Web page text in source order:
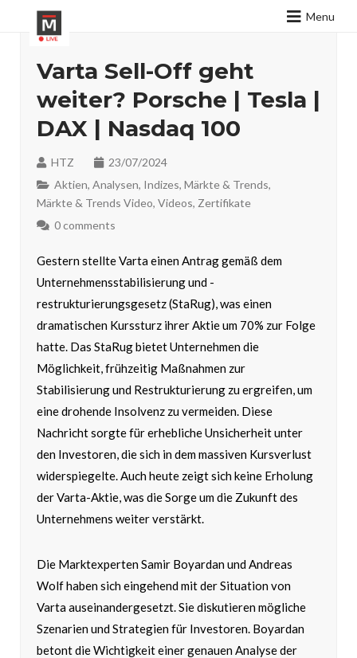
Menu
Varta Sell-Off geht
weiter? Porsche | Tesla |
DAX | Nasdaq 100
HTZ
23/07/2024
Aktien, Analysen, Indizes, Märkte & Trends,
Märkte & Trends Video, Videos, Zertifikate
0 comments
Gestern stellte Varta einen Antrag gemäß dem
Unternehmensstabilisierung und -
restrukturierungsgesetz (StaRug), was einen
dramatischen Kurssturz ihrer Aktie um 70% zur Folge
hatte. Das StaRug bietet Unternehmen die
Möglichkeit, frühzeitig Maßnahmen zur
Stabilisierung und Restrukturierung zu ergreifen, um
eine drohende Insolvenz zu vermeiden. Diese
Nachricht sorgte für erhebliche Unsicherheit unter
den Investoren, die sich in dem massiven Kursverlust
widerspiegelte. Auch heute zeigt sich keine Erholung
der Varta-Aktie, was die Sorge um die Zukunft des
Unternehmens weiter verstärkt.
Die Marktexperten Samir Boyardan und Andreas
Wolf haben sich eingehend mit der Situation von
Varta auseinandergesetzt. Sie diskutieren mögliche
Szenarien und Strategien für Investoren. Boyardan
betont die Wichtigkeit einer genauen Analyse der